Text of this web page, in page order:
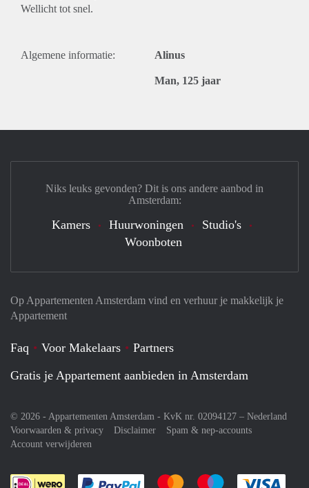
Wellicht tot snel.
Algemene informatie: Alinus
Man, 125 jaar
Op Appartementen Amsterdam vind en verhuur je makkelijk je
Appartement
Faq Voor Makelaars
Partners
Gratis je Appartement aanbieden in Amsterdam
© 2026 - Appartementen Amsterdam - KvK nr. 02094127 – Nederland
Voorwaarden & privacy
Disclaimer
Spam & nep-accounts
Account verwijderen
Je rekent gemakkelijk af met Paypal
Je rekent gemakkelijk af met
Je rekent
Niks leuks gevonden? Dit is ons andere aanbod in
Amsterdam:
Kamers Huurwoningen
Studio's
Woonboten